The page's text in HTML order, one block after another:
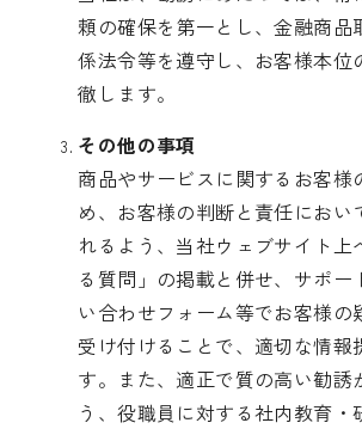
頼の確保を第一とし、金融商品
係法令等を遵守し、お客様本位
徹します。
その他の事項
商品やサービスに関するお客様
め、お客様の判断と責任におい
れるよう、当社ウェブサイト上
る質問」の掲載と併せ、サポー
い合わせフォーム等でお客様の
受け付けることで、適切な情報
す。また、適正で質の高い勧誘
う、役職員に対する社内教育・